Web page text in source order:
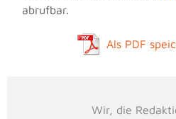
abrufbar.
Als PDF
Wir, die